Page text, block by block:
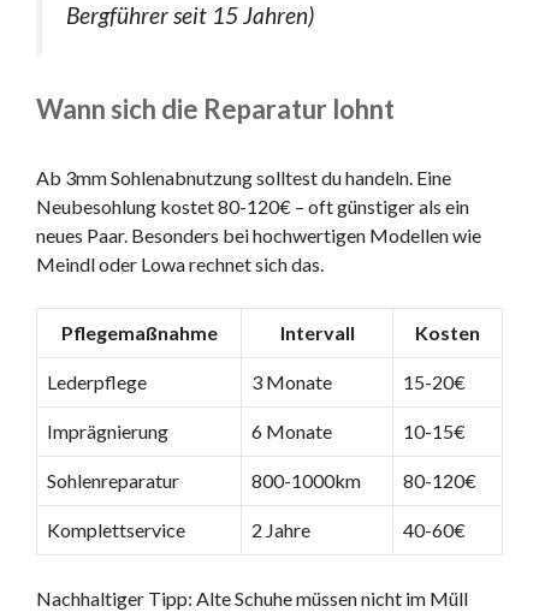
Bergführer seit 15 Jahren)
Wann sich die Reparatur lohnt
Ab 3mm Sohlenabnutzung solltest du handeln. Eine
Neubesohlung kostet 80-120€ – oft günstiger als ein
neues Paar. Besonders bei hochwertigen Modellen wie
Meindl oder Lowa rechnet sich das.
Pflegemaßnahme Intervall Kosten
Lederpflege 3 Monate 15-20€
Imprägnierung 6 Monate 10-15€
Sohlenreparatur 800-1000km 80-120€
Komplettservice 2 Jahre 40-60€
Nachhaltiger Tipp: Alte Schuhe müssen nicht im Müll